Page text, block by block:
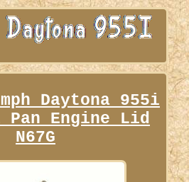
Daytona 955i
Pan Engine Lid
N67G